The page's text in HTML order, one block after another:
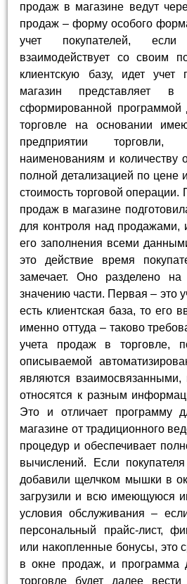
продаж в магазине ведут
продаж – форму особого
учет покупателей,
взаимодействует со своим
клиентскую базу, идет учет
магазин представляет в
сформированной программой
торговле на основании
предприятии торговли,
наименованиям и количеству
полной детализацией по цене
стоимость торговой операции.
продаж в магазине
для контроля над продажами,
его заполнения всеми
это действие время
замечает. Оно разделено
значению части. Первая – это
есть клиентская база, то его
именно оттуда – таково
учета продаж в торговле,
описываемой
являются взаимосвязанными,
относятся к разным
Это и отличает программу
магазине от традиционного
процедур и обеспечивает
вычислений. Если
добавили щелчком мышки в
загрузили и всю имеющуюся
условия обслуживания –
персональный прайс-лист,
или накопленные бонусы, это
в окне продаж, и программа
торговле будет далее